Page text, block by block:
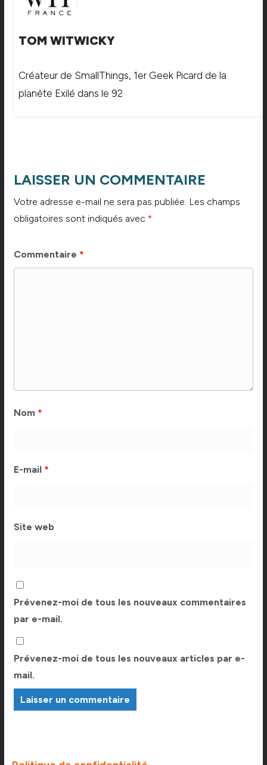
TOM WITWICKY
Créateur de SmallThings, 1er Geek Picard de la
planète Exilé dans le 92
LAISSER UN COMMENTAIRE
Votre adresse e-mail ne sera pas publiée. Les champs
obligatoires sont indiqués avec *
Commentaire *
Nom *
E-mail *
Site web
Prévenez-moi de tous les nouveaux commentaires
par e-mail.
Prévenez-moi de tous les nouveaux articles par e-
mail.